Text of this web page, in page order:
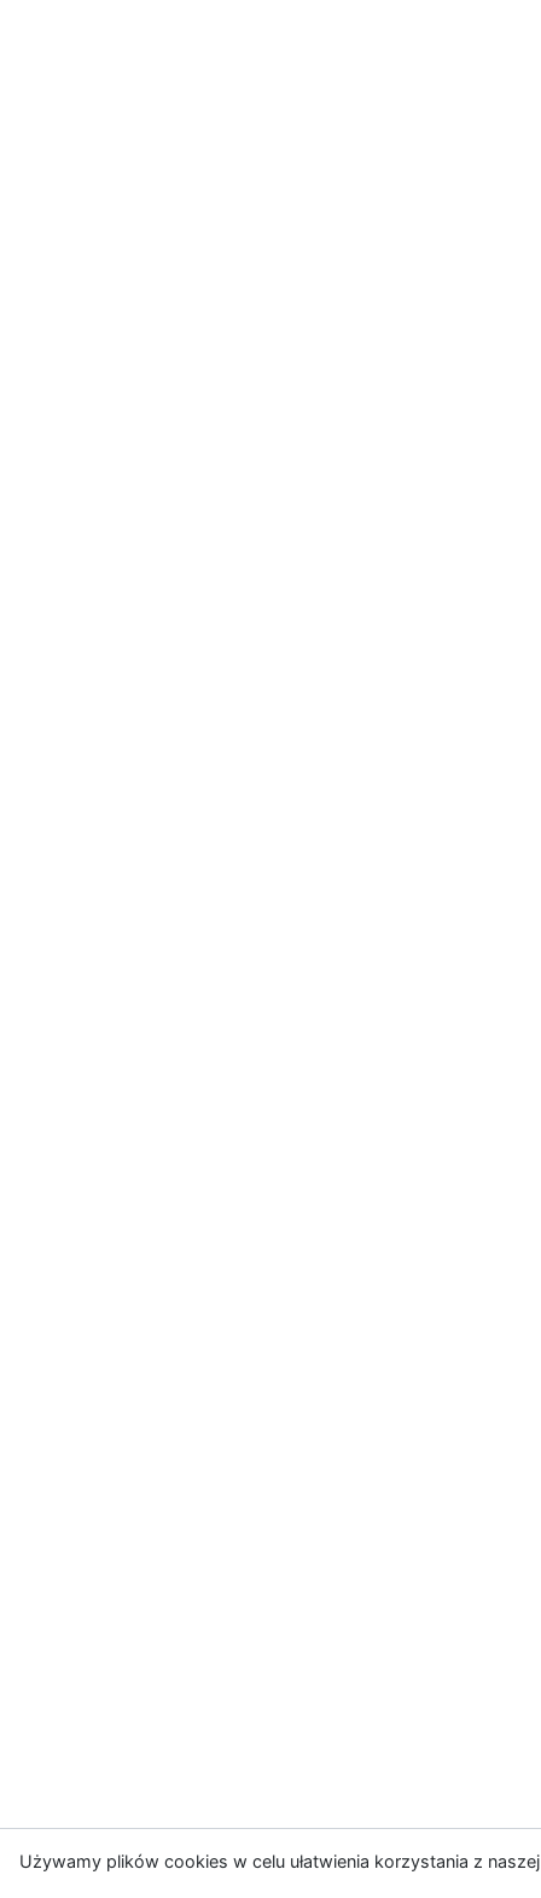
Używamy plików cookies w celu ułatwienia korzystania z